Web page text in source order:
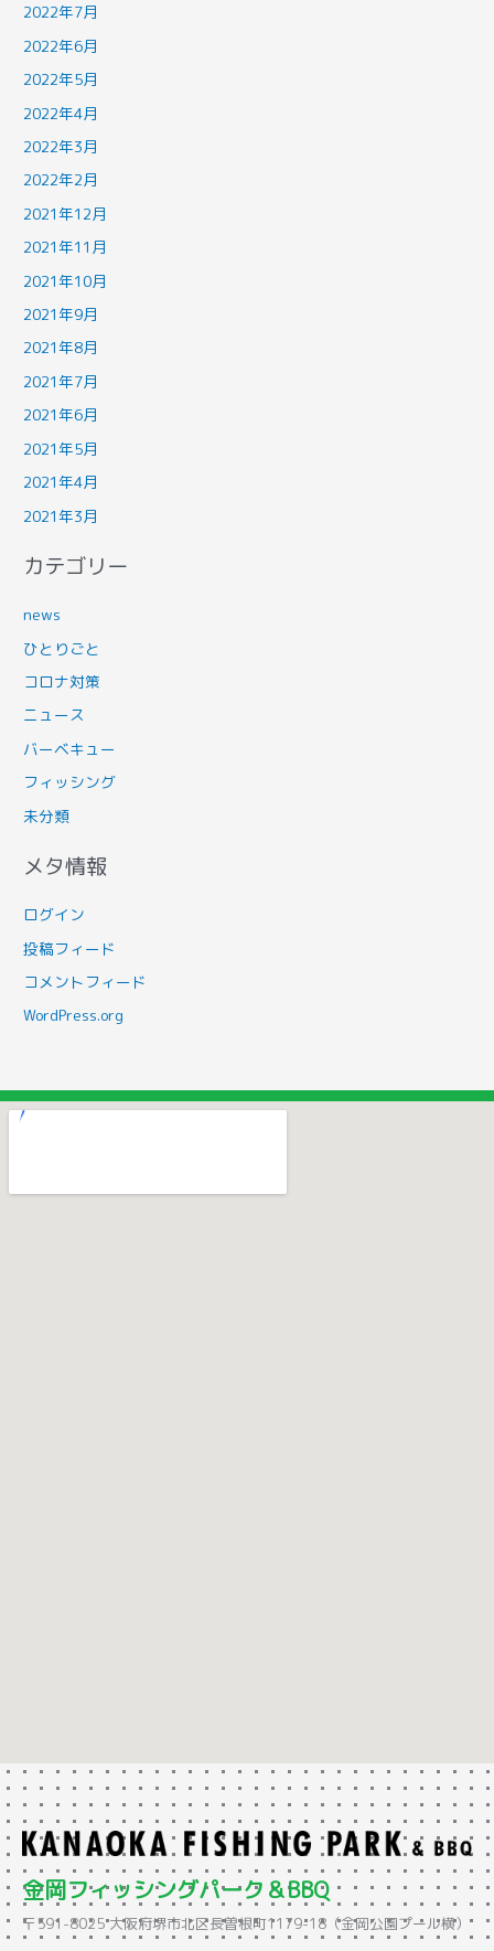
2022年7月
2022年6月
2022年5月
2022年4月
2022年3月
2022年2月
2021年12月
2021年11月
2021年10月
2021年9月
2021年8月
2021年7月
2021年6月
2021年5月
2021年4月
2021年3月
カテゴリー
news
ひとりごと
コロナ対策
ニュース
バーベキュー
フィッシング
未分類
メタ情報
ログイン
投稿フィード
コメントフィード
WordPress.org
金岡フィッシングパーク＆BBQ
〒591-8025 大阪府堺市北区長曽根町1179-18（金岡公園プール横）